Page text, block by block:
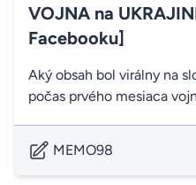
VOJNA na
Facebooku]
Aký obsah bol virálny na
počas prvého mesiaca
MEMO98